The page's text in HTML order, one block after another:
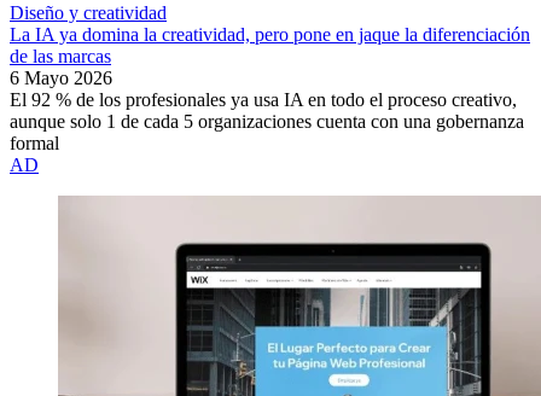
Diseño y creatividad
La IA ya domina la creatividad, pero pone en jaque la diferenciación
de las marcas
6 Mayo 2026
El 92 % de los profesionales ya usa IA en todo el proceso creativo,
aunque solo 1 de cada 5 organizaciones cuenta con una gobernanza
formal
AD